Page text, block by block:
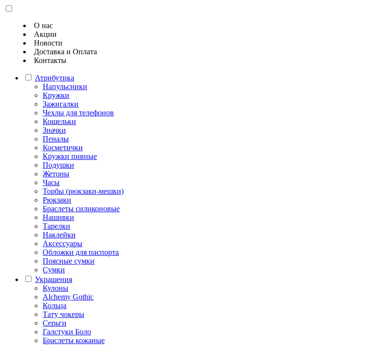
О нас
Акции
Новости
Доставка и Оплата
Контакты
Атрибутика
Напульсники
Кружки
Зажигалки
Чехлы для телефонов
Кошельки
Значки
Пеналы
Косметички
Кружки пивные
Подушки
Жетоны
Часы
Торбы (рюкзаки-мешки)
Рюкзаки
Браслеты силиконовые
Нашивки
Тарелки
Наклейки
Аксессуары
Обложки для паспорта
Поясные сумки
Сумки
Украшения
Кулоны
Alchemy Gothic
Кольца
Тату чокеры
Серьги
Галстуки Боло
Браслеты кожаные